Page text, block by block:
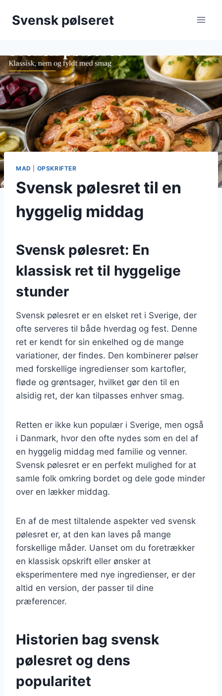
Svensk pølseret
MAD OPSKRIFTER
Svensk pølesret til en
hyggelig middag
Svensk pølesret: En
klassisk ret til hyggelige
stunder
Svensk pølesret er en elsket ret i Sverige, der
ofte serveres til både hverdag og fest. Denne
ret er kendt for sin enkelhed og de mange
variationer, der findes. Den kombinerer pølser
med forskellige ingredienser som kartofler,
fløde og grøntsager, hvilket gør den til en
alsidig ret, der kan tilpasses enhver smag.
Retten er ikke kun populær i Sverige, men også
i Danmark, hvor den ofte nydes som en del af
en hyggelig middag med familie og venner.
Svensk pølesret er en perfekt mulighed for at
samle folk omkring bordet og dele gode minder
over en lækker middag.
En af de mest tiltalende aspekter ved svensk
pølesret er, at den kan laves på mange
forskellige måder. Uanset om du foretrækker
en klassisk opskrift eller ønsker at
eksperimentere med nye ingredienser, er der
altid en version, der passer til dine
præferencer.
Historien bag svensk
pølesret og dens
popularitet